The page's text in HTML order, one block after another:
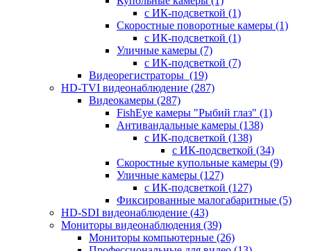
с ИК-подсветкой (1)
Скоростные поворотные камеры (1)
с ИК-подсветкой (1)
Уличные камеры (7)
с ИК-подсветкой (7)
Видеорегистраторы (19)
HD-TVI видеонаблюдение (287)
Видеокамеры (287)
FishEye камеры "Рыбий глаз" (1)
Антивандальные камеры (138)
с ИК-подсветкой (138)
с ИК-подсветкой (34)
Скоростные купольные камеры (9)
Уличные камеры (127)
с ИК-подсветкой (127)
Фиксированные малогабаритные (5)
HD-SDI видеонаблюдение (43)
Мониторы видеонаблюдения (39)
Мониторы компьютерные (26)